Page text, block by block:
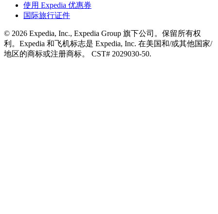
使用 Expedia 优惠券
国际旅行证件
© 2026 Expedia, Inc., Expedia Group 旗下公司。保留所有权
利。Expedia 和飞机标志是 Expedia, Inc. 在美国和/或其他国家/
地区的商标或注册商标。 CST# 2029030-50.